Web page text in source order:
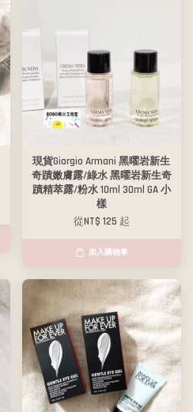
現貨Giorgio Armani 黑曜岩新生
奇蹟嫩膚露/綠水 黑曜岩新生奇
蹟精萃露/粉水 10ml 30ml GA 小
樣
從NT$ 125 起
加入購物車